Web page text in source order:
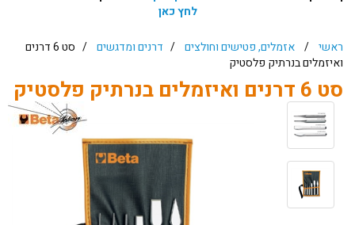
לחץ כאן
ראשי / אזמלים, פטישים וחולצים / דרנים ומדגשים
/ סט 6 דרנים
ואיזמלים בנרתיק פלסטיק
סט 6 דרנים ואיזמלים בנרתיק פלסטיק